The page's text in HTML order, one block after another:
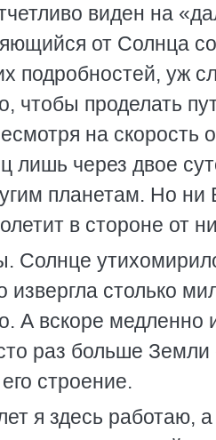
виден на
от Солнца
подробностей, уж
чтобы проделать
на
лишь через двое
планетам. Но ни
в стороне от
Солнце
извергла столько
А вскоре
раз больше Земли
строение.
я здесь работаю,